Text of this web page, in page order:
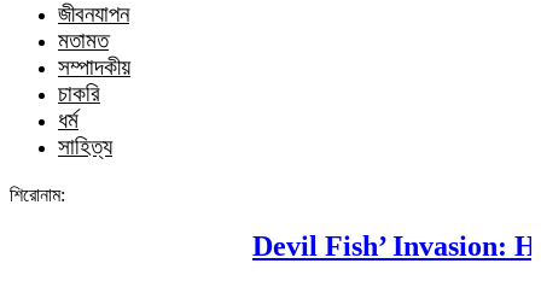
জীবনযাপন
মতামত
সম্পাদকীয়
চাকরি
ধর্ম
সাহিত্য
শিরোনাম:
Devil Fish’ Invasion: